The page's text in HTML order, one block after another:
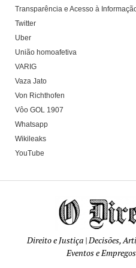
Transparência e Acesso à
Twitter
Uber
União homoafetiva
VARIG
Vaza Jato
Von Richthofen
Vôo GOL 1907
Whatsapp
Wikileaks
YouTube
Direito e Justiça | Decisões,
Eventos e